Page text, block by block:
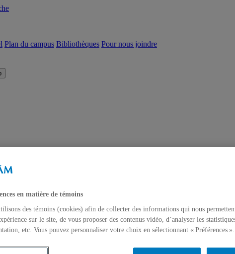
Plan du campus Bibliothèques Pour nous joindre
en matière de témoins
des témoins (cookies) afin de collecter des informations qui nous
sur le site, de vous proposer des contenus vidéo, d’analyser les
etc. Vous pouvez personnaliser votre choix en sélectionnant « Préférences ».